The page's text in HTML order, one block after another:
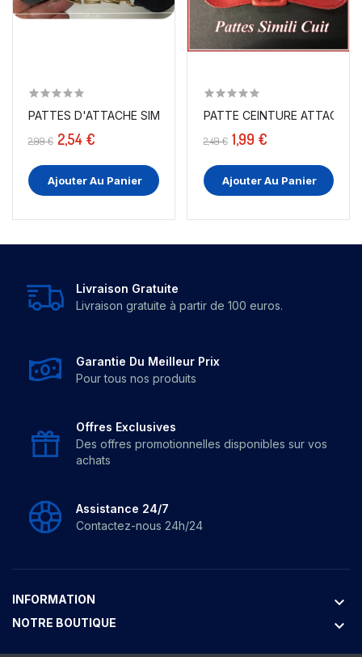
PATTES D'ATTACHE SIMILI CUIR NOIR 17 CM AVEC...
2,99 € 2,54 €
Ajouter Au Panier
2,49 € 1,99 €
Ajouter Au Panier
Livraison Gratuite
Livraison gratuite à partir de 100 euros.
Garantie Du Meilleur Prix
Pour tous nos produits
Offres Exclusives
Des offres promotionnelles disponibles sur vos
achats
Assistance 24/7
Contactez-nous 24h/24
INFORMATION keyboard_arrow_down
NOTRE BOUTIQUE keyboard_arrow_down